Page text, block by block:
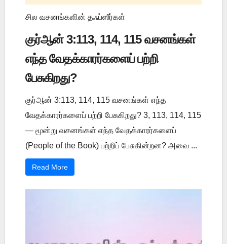
சில வசனங்களின் தஃப்ஸீர்கள்
குர்ஆன் 3:113, 114, 115 வசனங்கள்
எந்த வேதக்காரர்களைப் பற்றி
பேசுகிறது?
குர்ஆன் 3:113, 114, 115 வசனங்கள் எந்த
வேதக்காரர்களைப் பற்றி பேசுகிறது? 3, 113, 114, 115
— மூன்று வசனங்கள் எந்த வேதக்காரர்களைப்
(People of the Book) பற்றிப் பேசுகின்றன? அவை ...
Read More